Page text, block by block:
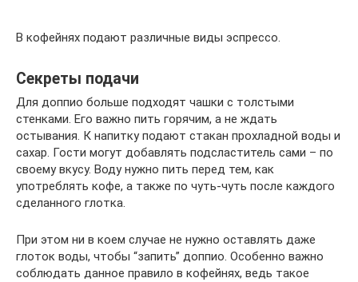
В кофейнях подают различные виды эспрессо.
Секреты подачи
Для доппио больше подходят чашки с толстыми
стенками. Его важно пить горячим, а не ждать
остывания. К напитку подают стакан прохладной воды и
сахар. Гости могут добавлять подсластитель сами – по
своему вкусу. Воду нужно пить перед тем, как
употреблять кофе, а также по чуть-чуть после каждого
сделанного глотка.
При этом ни в коем случае не нужно оставлять даже
глоток воды, чтобы “запить” доппио. Особенно важно
соблюдать данное правило в кофейнях, ведь такое